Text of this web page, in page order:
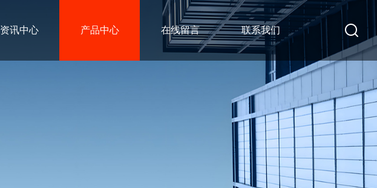
资讯中心 产品中心 在线留言 联系我们